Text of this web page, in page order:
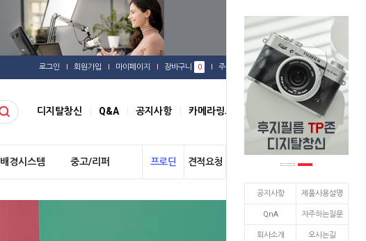
공지사항 제품사용설명
QnA 자주하는질문
회사소개 오시는길
로그인 회원가입 마이페이지 장바구니 0 주문배송 관심상품
디지탈창신 Q&A 공지사항 카메라링크
배경시스템 중고/리퍼 프로딘 견적요청